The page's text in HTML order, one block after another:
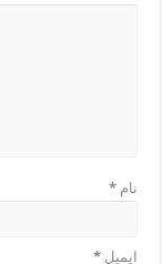
نام*
ایمیل*